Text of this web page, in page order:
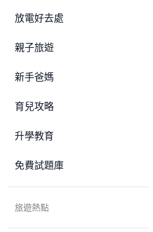
放電好去處
親子旅遊
新手爸媽
育兒攻略
升學教育
免費試題庫
旅遊熱點